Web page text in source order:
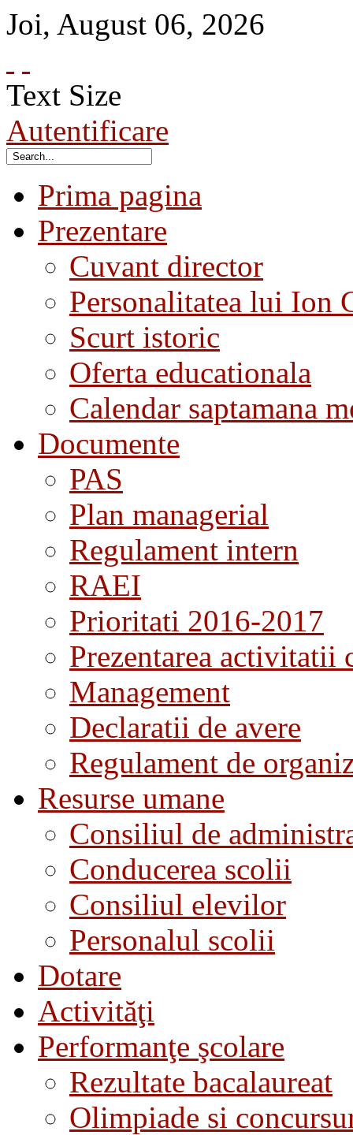
Joi, August 06, 2026
Text Size
Autentificare
Prima pagina
Prezentare
Cuvant director
Personalitatea lui Ion
Scurt istoric
Oferta educationala
Calendar saptamana
Documente
PAS
Plan managerial
Regulament intern
RAEI
Prioritati 2016-2017
Prezentarea activitatii
Management
Declaratii de avere
Regulament de
Resurse umane
Consiliul de
Conducerea scolii
Consiliul elevilor
Personalul scolii
Dotare
Activităţi
Performanţe şcolare
Rezultate bacalaureat
Olimpiade si